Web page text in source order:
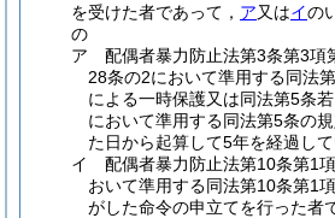
を受けた者であって， ア又はイの
の
ア
配偶者暴力防止法第3条第3項
28条の2において準用する同法
による一時保護又は同法第5条
において準用する同法第5条の
た日から起算して5年を経過し
イ
配偶者暴力防止法第10条第1
おいて準用する同法第10条第1
がした命令の申立てを行った者